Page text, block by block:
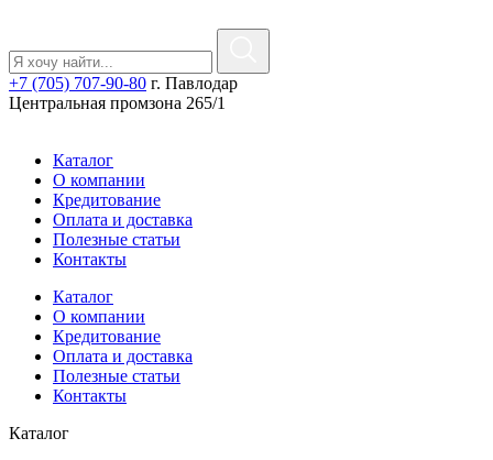
+7 (705) 707-90-80 г. Павлодар
Центральная промзона 265/1
Каталог
О компании
Кредитование
Оплата и доставка
Полезные статьи
Контакты
Каталог
О компании
Кредитование
Оплата и доставка
Полезные статьи
Контакты
Каталог